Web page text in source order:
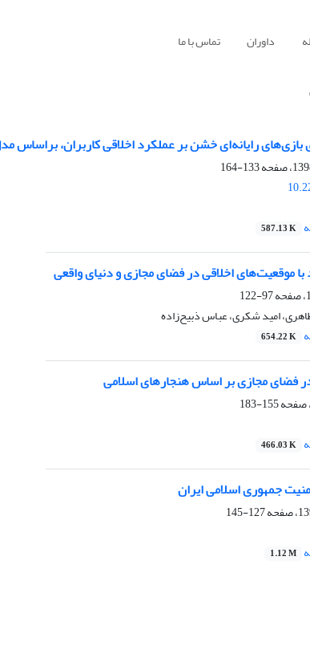
داوران تماس با ما
رایانه‌ای خشن بر عملکرد اخلاقی کاربران، براساس
133-164
587.13 K
با موقعیت‌های اخلاقی در فضای مجازی و دنیای واقعی
97-122
امید شکری، عباس ذبیح‌زاده
654.22 K
مجازی بر اساس هنجارهای اسلامی
155-183
466.03 K
جمهوری اسلامی ایران
127-145
1.12 M